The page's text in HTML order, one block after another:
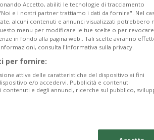
Accetto, abiliti le tecnologie di tracciamento
e i nostri partner trattiamo i dati da fornire". Nel
alcuni contenuti e annunci visualizzati potrebbero
menu per modificare le tue scelte o per
in fondo alla pagina web.. Tali scelte avranno
consulta l'Informativa sulla privacy.
per fornire:
attiva delle caratteristiche del dispositivo ai fini
e/o accedervi. Pubblicità e contenuti
e degli annunci, ricerche sul pubblico,